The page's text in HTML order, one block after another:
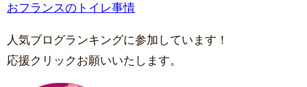
おフランスのトイレ事情
人気ブログランキングに参加しています！
応援クリックお願いいたします。